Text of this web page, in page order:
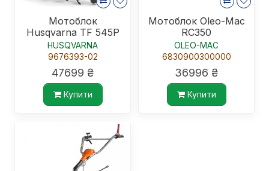
Мотоблок
Husqvarna TF 545P
HUSQVARNA
9676393-02
47699 ₴
Купити
Мотоблок Oleo-Mac
RC350
OLEO-MAC
6830900300000
36996 ₴
Купити